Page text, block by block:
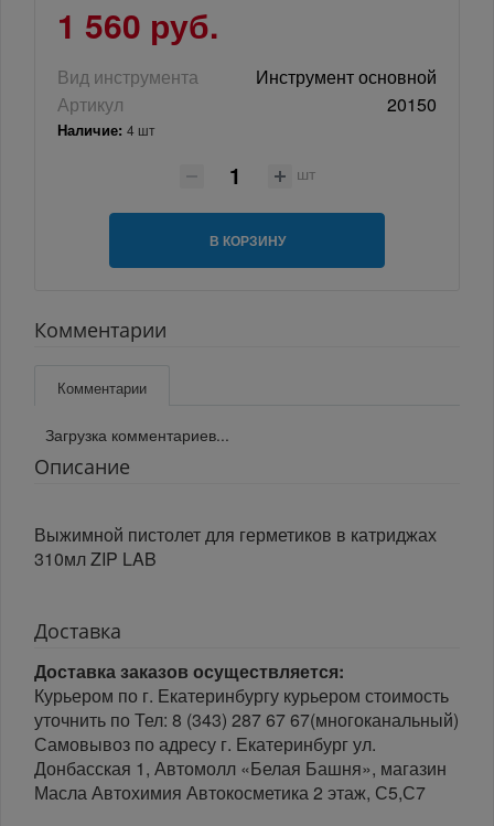
1 560 руб.
Вид инструмента
Инструмент основной
Артикул
20150
Наличие: 4 шт
шт
В КОРЗИНУ
Комментарии
Комментарии
Загрузка комментариев...
Описание
Выжимной пистолет для герметиков в катриджах
310мл ZIP LAB
Доставка
Доставка заказов осуществляется:
Курьером по г. Екатеринбургу курьером стоимость
уточнить по Тел: 8 (343) 287 67 67(многоканальный)
Самовывоз по адресу г. Екатеринбург ул.
Донбасская 1, Автомолл «Белая Башня», магазин
Масла Автохимия Автокосметика 2 этаж, С5,С7